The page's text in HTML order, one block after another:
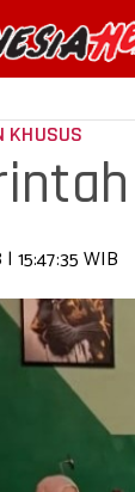
KHUSUS
15:47:35 WIB